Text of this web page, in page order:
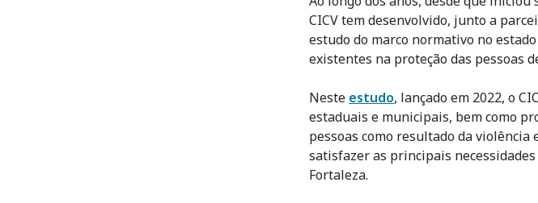
CICV tem desenvolvido, junto a
estudo do marco normativo no
existentes na proteção das pessoas
Neste estudo, lançado em 2022, o
estaduais e municipais, bem como
pessoas como resultado da
satisfazer as principais
Fortaleza.